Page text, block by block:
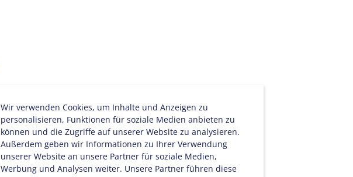
Wir verwenden Cookies, um Inhalte und Anzeigen zu
personalisieren, Funktionen für soziale Medien anbieten zu
können und die Zugriffe auf unserer Website zu analysieren.
Außerdem geben wir Informationen zu Ihrer Verwendung
unserer Website an unsere Partner für soziale Medien,
Werbung und Analysen weiter. Unsere Partner führen diese